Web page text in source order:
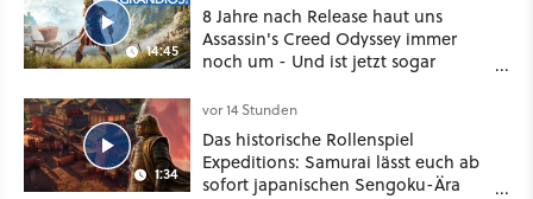
14:45
8 Jahre nach Release haut uns
Assassin's Creed Odyssey immer
noch um - Und ist jetzt sogar
1:34
vor 14 Stunden
Das historische Rollenspiel
Expeditions: Samurai lässt euch ab
sofort japanischen Sengoku-Ära